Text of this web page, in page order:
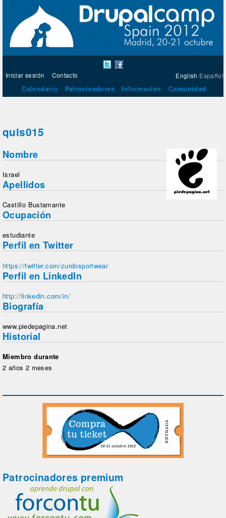
English Español
Iniciar sesión Contacto
Calendario Patrocinadores Información Comunidad
quis015
Nombre
Israel
Apellidos
Castillo Bustamante
Ocupación
estudiante
Perfil en Twitter
https://twitter.com/zurdosportwear
Perfil en LinkedIn
http://linkedin.com/in/
Biografía
www.piedepagina.net
Historial
Miembro durante
2 años 2 meses
Patrocinadores premium